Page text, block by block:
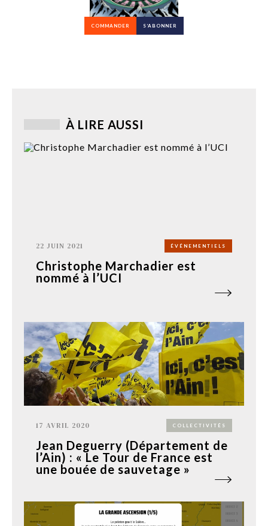
COMMANDER S’ABONNER
À LIRE AUSSI
22 JUIN 2021 ÉVÉNEMENTIELS
Christophe Marchadier est
nommé à l’UCI
17 AVRIL 2020 COLLECTIVITÉS
Jean Deguerry (Département de
l’Ain) : « Le Tour de France est
une bouée de sauvetage »